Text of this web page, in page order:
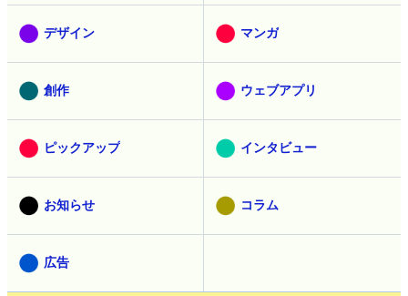
デザイン マンガ
創作 ウェブアプリ
ピックアップ インタビュー
お知らせ コラム
広告